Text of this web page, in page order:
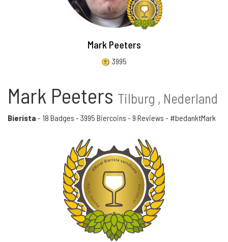
Mark Peeters
3995
Mark Peeters Tilburg , Nederland
Bierista - 18 Badges - 3995 Biercoins - 9 Reviews - #bedanktMark